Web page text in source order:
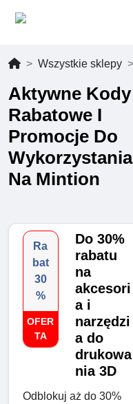
Wszystkie sklepy
Aktywne Kody
Rabatowe I
Promocje Do
Wykorzystania
Na Mintion
Ra
bat
30
%
OFER
TA
Do 30%
rabatu
na
akcesori
a i
narzędzi
a do
drukowa
nia 3D
Odblokuj aż do 30%